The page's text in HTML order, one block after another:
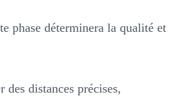
phase déterminera la qualité et
distances précises,